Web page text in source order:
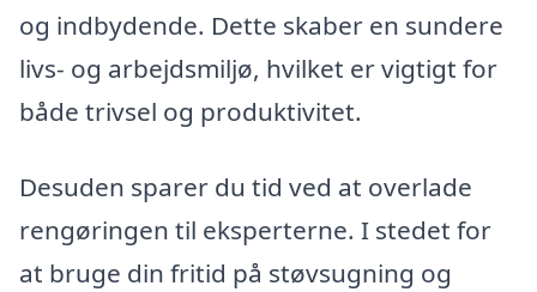
og indbydende. Dette skaber en sundere
livs- og arbejdsmiljø, hvilket er vigtigt for
både trivsel og produktivitet.
Desuden sparer du tid ved at overlade
rengøringen til eksperterne. I stedet for
at bruge din fritid på støvsugning og